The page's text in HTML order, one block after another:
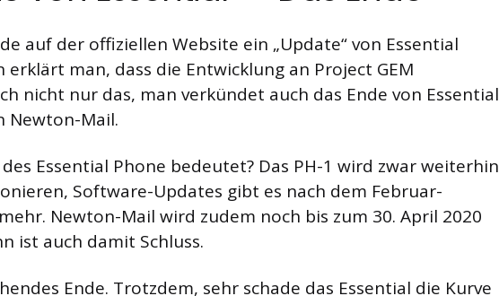
auf der offiziellen Website ein „Update“ von Essential
erklärt man, dass die Entwicklung an Project GEM
nicht nur das, man verkündet auch das Ende von Essential
Newton-Mail.
Essential Phone bedeutet? Das PH-1 wird zwar weiterhin
Software-Updates gibt es nach dem Februar-
Newton-Mail wird zudem noch bis zum 30. April 2020
ist auch damit Schluss.
Ende. Trotzdem, sehr schade das Essential die Kurve